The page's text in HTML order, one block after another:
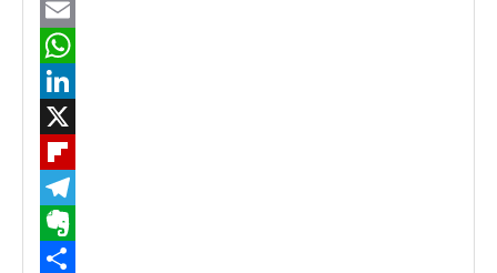
Mastodon
Email
WhatsApp
LinkedIn
Flipboard
Telegram
Evernote